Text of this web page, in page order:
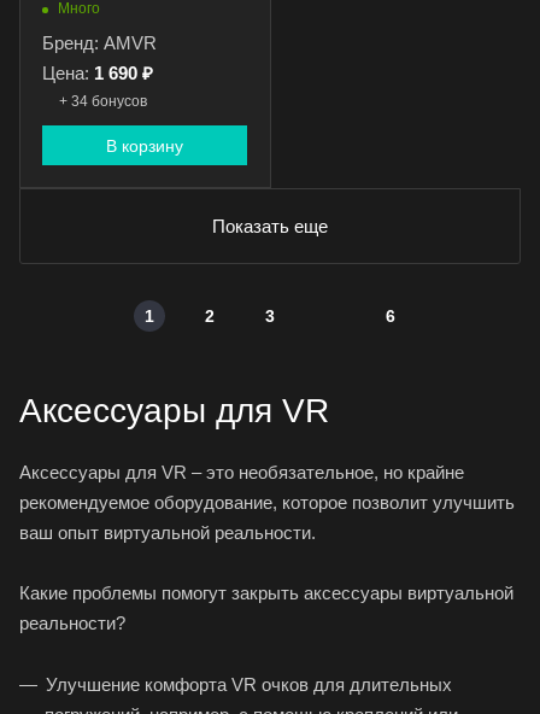
Много
Бренд: AMVR
Цена: 1 690 ₽
+ 34 бонусов
В корзину
Показать еще
1 2 3 6
Аксессуары для VR
Аксессуары для VR – это необязательное, но крайне
рекомендуемое оборудование, которое позволит улучшить
ваш опыт виртуальной реальности.
Какие проблемы помогут закрыть аксессуары виртуальной
реальности?
Улучшение комфорта VR очков для длительных